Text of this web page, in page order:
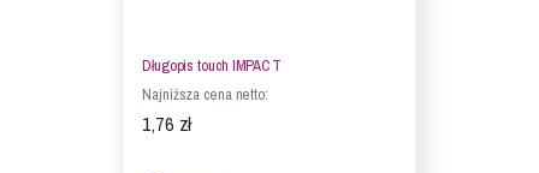
Długopis touch IMPACT
Najniższa cena netto:
1,76 zł